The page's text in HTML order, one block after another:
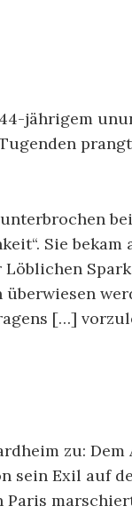
jährigem
Sie bekam
Löblichen
[…]
zu: Dem
sein Exil auf